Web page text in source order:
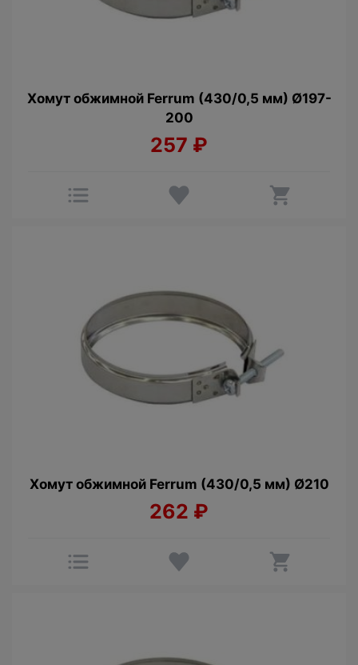
Хомут обжимной Ferrum (430/0,5 мм) Ø197-
200
257 ₽
Хомут обжимной Ferrum (430/0,5 мм) Ø210
262 ₽